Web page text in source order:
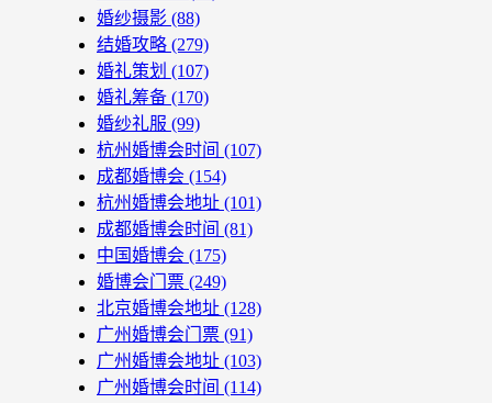
婚纱摄影 (88)
结婚攻略 (279)
婚礼策划 (107)
婚礼筹备 (170)
婚纱礼服 (99)
杭州婚博会时间 (107)
成都婚博会 (154)
杭州婚博会地址 (101)
成都婚博会时间 (81)
中国婚博会 (175)
婚博会门票 (249)
北京婚博会地址 (128)
广州婚博会门票 (91)
广州婚博会地址 (103)
广州婚博会时间 (114)